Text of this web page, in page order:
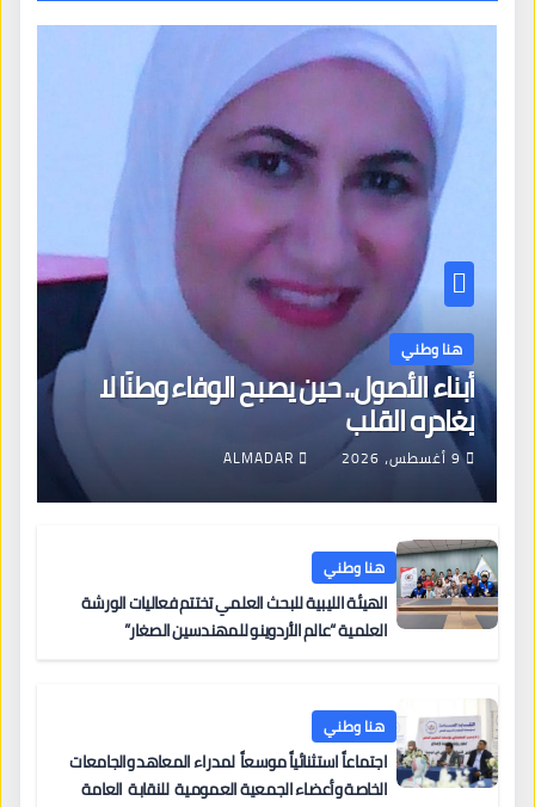
هنا وطني
أبناء الأصول.. حين يصبح الوفاء وطنًا لا
يغادره القلب
9 أغسطس، 2026 ALMADAR
هنا وطني
الهيئة الليبية للبحث العلمي تختتم فعاليات الورشة
العلمية “عالم الأردوينو للمهندسين الصغار”
هنا وطني
اجتماعاً استثنائياً موسعاً لمدراء المعاهد والجامعات
الخاصة وأعضاء الجمعية العمومية للنقابة العامة